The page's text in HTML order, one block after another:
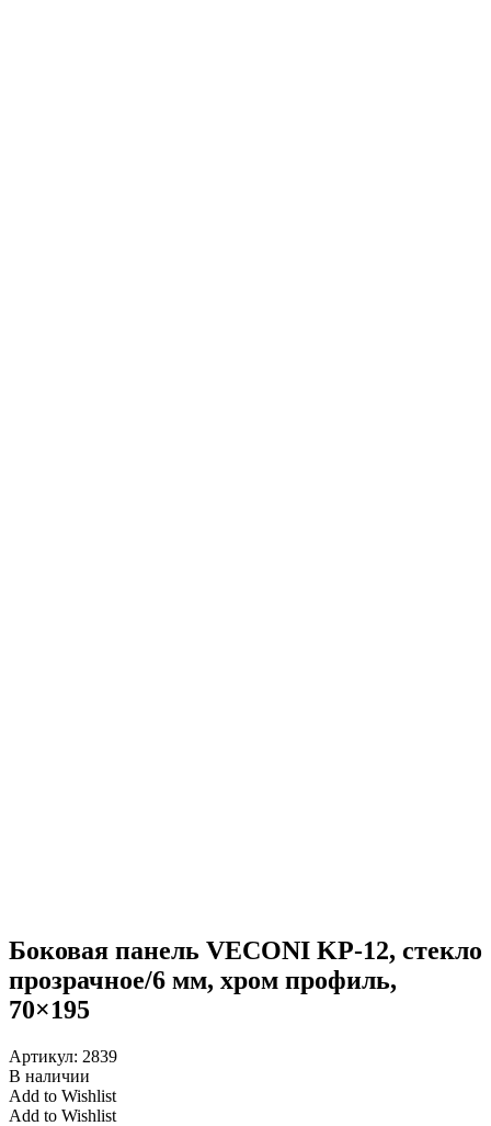
Боковая панель VECONI KP-12, стекло
прозрачное/6 мм, хром профиль,
70×195
Артикул: 2839
В наличии
Add to Wishlist
Add to Wishlist